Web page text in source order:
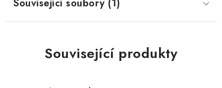
Související soubory (1)
Související produkty